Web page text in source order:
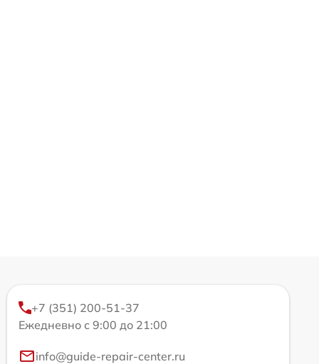
+7 (351) 200-51-37
Ежедневно с 9:00 до 21:00
info@guide-repair-center.ru